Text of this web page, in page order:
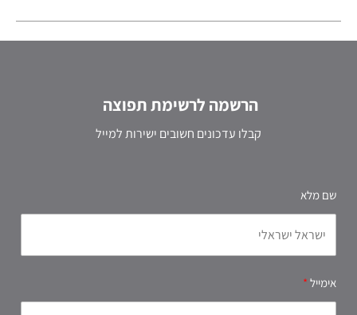
הרשמה לרשימת תפוצה
קבלו עדכונים חשובים ישירות למייל
שם מלא
אימייל